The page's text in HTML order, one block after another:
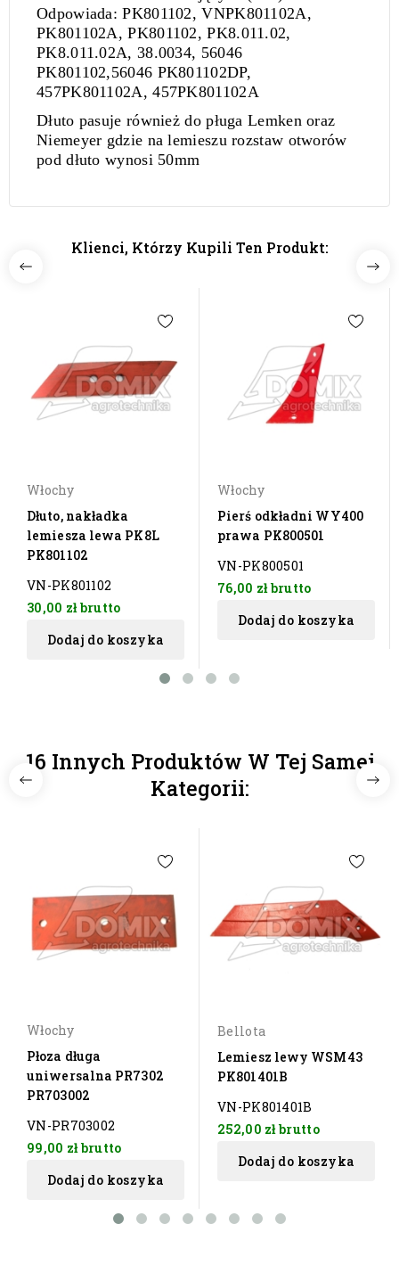
Odpowiada: PK801102, VNPK801102A,
PK801102A, PK801102, PK8.011.02,
PK8.011.02A, 38.0034, 56046
PK801102,56046 PK801102DP,
457PK801102A, 457PK801102A
Dłuto pasuje również do pługa Lemken oraz
Niemeyer gdzie na lemieszu rozstaw otworów
pod dłuto wynosi 50mm
Klienci, Którzy Kupili Ten Produkt:
Włochy
Dłuto, nakładka
lemiesza lewa PK8L
PK801102
VN-PK801102
30,00 złbrutto
Dodaj do koszyka
Włochy
Pierś odkładni WY400
prawa PK800501
VN-PK800501
76,00 złbrutto
Dodaj do koszyka
16 Innych Produktów W Tej Samej
Kategorii:
Włochy
Płoza długa
uniwersalna PR7302
PR703002
VN-PR703002
99,00 złbrutto
Dodaj do koszyka
Bellota
Lemiesz lewy WSM43
PK801401B
VN-PK801401B
252,00 złbrutto
Dodaj do koszyka